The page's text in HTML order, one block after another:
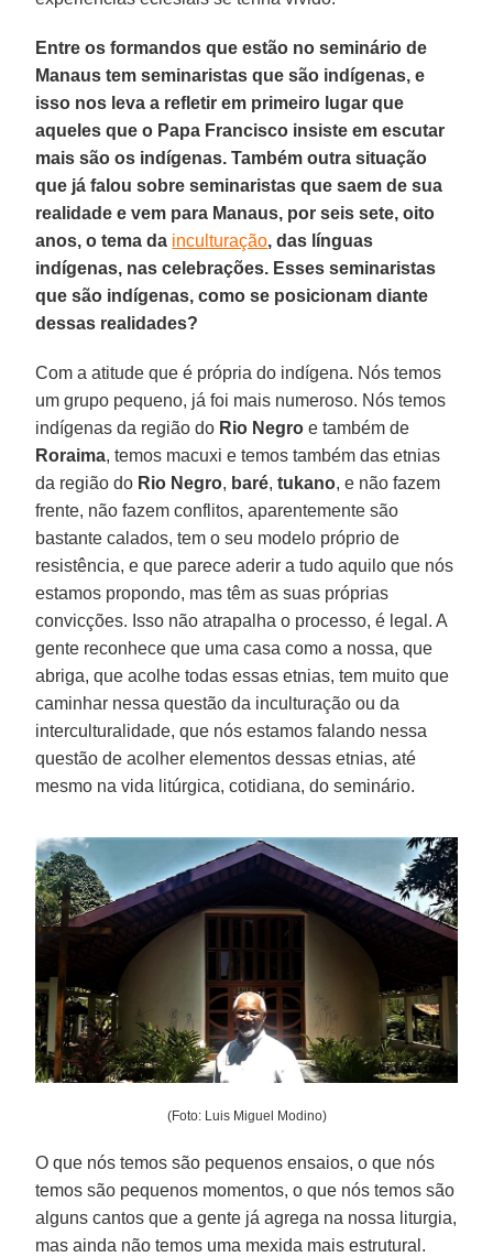
Entre os formandos que estão no seminário de
Manaus tem seminaristas que são indígenas, e
isso nos leva a refletir em primeiro lugar que
aqueles que o Papa Francisco insiste em escutar
mais são os indígenas. Também outra situação
que já falou sobre seminaristas que saem de sua
realidade e vem para Manaus, por seis sete, oito
anos, o tema da inculturação, das línguas
indígenas, nas celebrações. Esses seminaristas
que são indígenas, como se posicionam diante
dessas realidades?
Com a atitude que é própria do indígena. Nós temos
um grupo pequeno, já foi mais numeroso. Nós temos
indígenas da região do Rio Negro e também de
Roraima, temos macuxi e temos também das etnias
da região do Rio Negro, baré,tukano, e não fazem
frente, não fazem conflitos, aparentemente são
bastante calados, tem o seu modelo próprio de
resistência, e que parece aderir a tudo aquilo que nós
estamos propondo, mas têm as suas próprias
convicções. Isso não atrapalha o processo, é legal. A
gente reconhece que uma casa como a nossa, que
abriga, que acolhe todas essas etnias, tem muito que
caminhar nessa questão da inculturação ou da
interculturalidade, que nós estamos falando nessa
questão de acolher elementos dessas etnias, até
mesmo na vida litúrgica, cotidiana, do seminário.
(Foto: Luis Miguel Modino)
O que nós temos são pequenos ensaios, o que nós
temos são pequenos momentos, o que nós temos são
alguns cantos que a gente já agrega na nossa liturgia,
mas ainda não temos uma mexida mais estrutural.